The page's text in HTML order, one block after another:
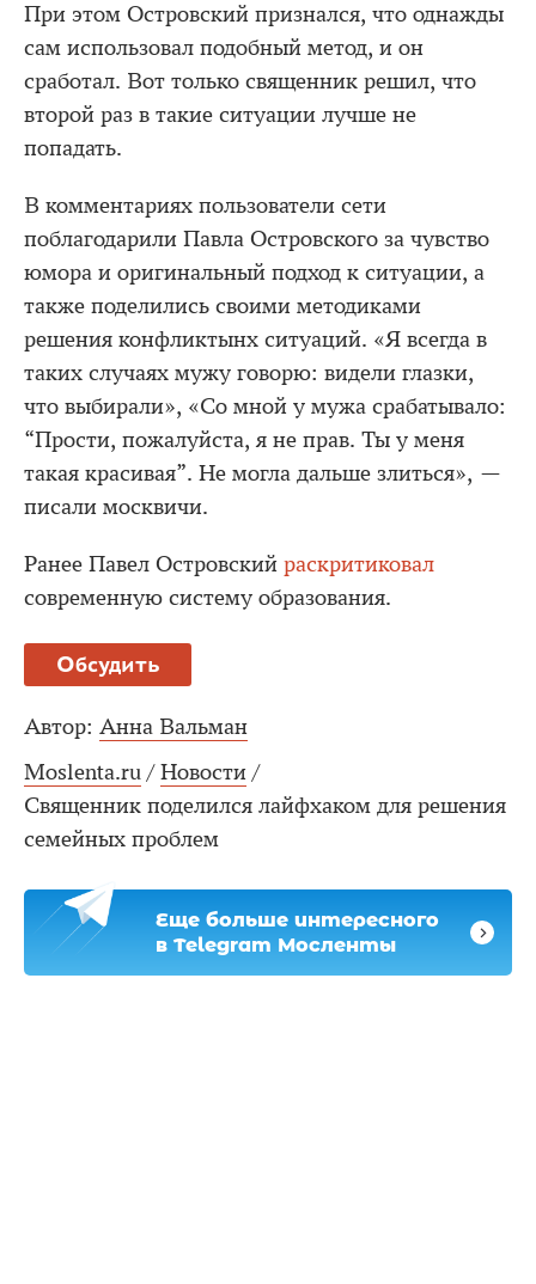
При этом Островский признался, что однажды
сам использовал подобный метод, и он
сработал. Вот только священник решил, что
второй раз в такие ситуации лучше не
попадать.
В комментариях пользователи сети
поблагодарили Павла Островского за чувство
юмора и оригинальный подход к ситуации, а
также поделились своими методиками
решения конфликтынх ситуаций. «Я всегда в
таких случаях мужу говорю: видели глазки,
что выбирали», «Со мной у мужа срабатывало:
“Прости, пожалуйста, я не прав. Ты у меня
такая красивая”. Не могла дальше злиться», —
писали москвичи.
Ранее Павел Островский раскритиковал
современную систему образования.
Обсудить
Автор: Анна Вальман
Moslenta.ru / Новости /
Священник поделился лайфхаком для решения
семейных проблем
Еще больше интересного
в Telegram Мосленты